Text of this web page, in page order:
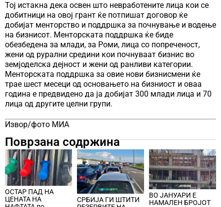
Тој истакна дека освен што невработените лица кои се
добитници на овој грант ќе потпишат договор ќе
добијат менторство и поддршка за почнување и водење
на бизнисот. Менторската поддршка ќе биде
обезбедена за млади, за Роми, лица со попреченост,
жени од рурални средини кои почнуваат бизнис во
земјоделска дејност и жени од ранливи категории.
Менторската поддршка за овие нови бизнисмени ќе
трае шест месеци од основањето на бизниост и оваа
година е предвидено да ја добијат 300 млади лица и 70
лица од другите целни групи.
Извор/фото МИА
Поврзана содржина
ОСТАР ПАД НА
ЦЕНАТА НА
СРБИЈА ГИ ШТИТИ
ВО ЈАНУАРИ Е
НАМАЛЕН БРОЈОТ